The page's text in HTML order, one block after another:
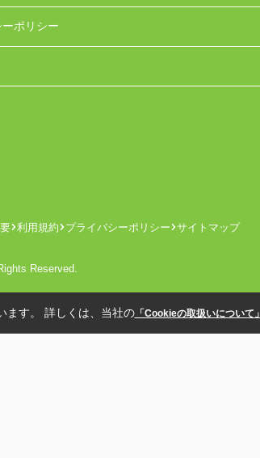
ポリシー
利用規約 プライバシーポリシー サイトマップ
Reserved.
ます。 詳しくは、当社の「Cookieの取扱いについて」